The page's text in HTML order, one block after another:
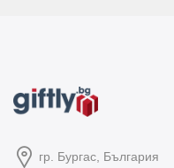
гр. Бургас, България